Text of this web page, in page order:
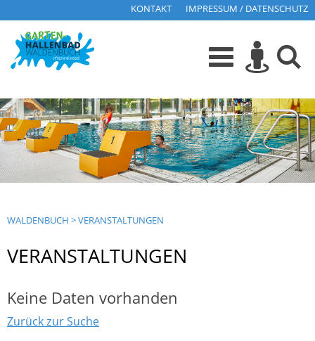
KONTAKT IMPRESSUM / DATENSCHUTZ
WALDENBUCH >VERANSTALTUNGEN
VERANSTALTUNGEN
Keine Daten vorhanden
Zurück zur Suche